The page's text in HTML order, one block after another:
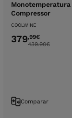
Monotemperatura
Compressor
COOLWINE
379,99€
439.90€
Comparar